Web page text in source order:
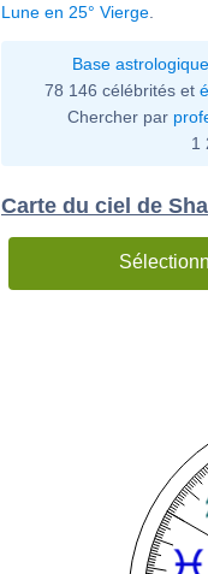
Lune en 25° Vierge
Base
78 146 célébrités et
Chercher par
1
Carte du ciel de